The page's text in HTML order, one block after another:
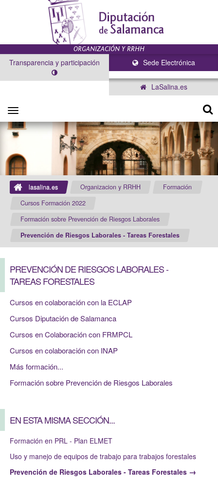
Sede Electrónica
Transparencia y participación
LaSalina.es
Toggle
navigation
lasalina.es Organizacion y RRHH
Formación
Cursos Formación 2022
Formación sobre Prevención de Riesgos Laborales
Prevención de Riesgos Laborales - Tareas Forestales
PREVENCIÓN DE RIESGOS LABORALES -
TAREAS FORESTALES
Cursos en colaboración con la ECLAP
Cursos Diputación de Salamanca
Cursos en Colaboración con FRMPCL
Cursos en colaboración con INAP
Más formación...
Formación sobre Prevención de Riesgos Laborales
EN ESTA MISMA SECCIÓN...
Formación en PRL - Plan ELMET
Uso y manejo de equipos de trabajo para trabajos forestales
Prevención de Riesgos Laborales - Tareas Forestales